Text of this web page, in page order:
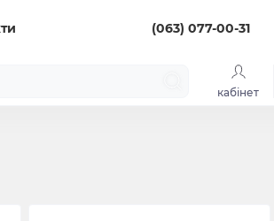
(063) 077-00-31
кабінет